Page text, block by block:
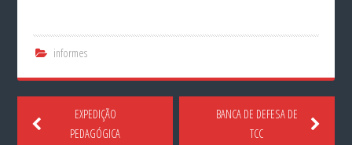
informes
EXPEDIÇÃO
PEDAGÓGICA
BANCA DE DEFESA DE
TCC